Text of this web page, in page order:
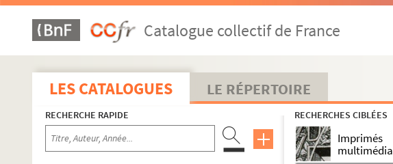
Catalogue collectif de France
LES CATALOGUES LE RÉPERTOIRE
RECHERCHE RAPIDE RECHERCHES CIBLÉES
Imprimés
multimédia